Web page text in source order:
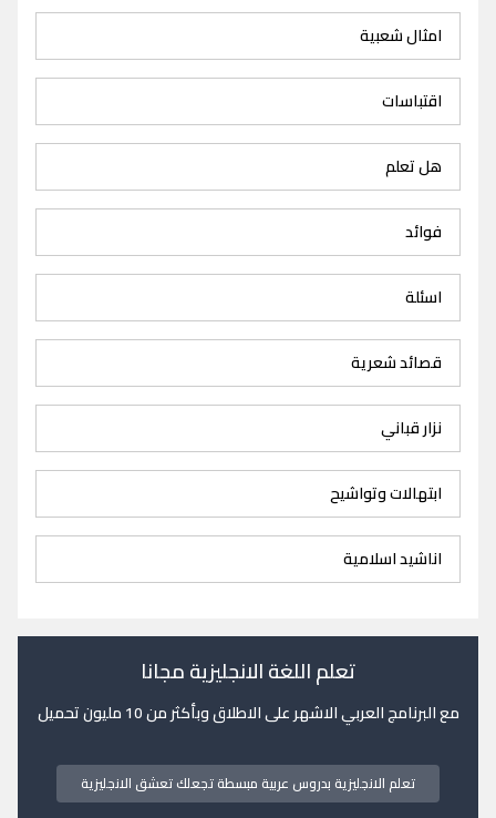
امثال شعبية
اقتباسات
هل تعلم
فوائد
اسئلة
قصائد شعرية
نزار قباني
ابتهالات وتواشيح
اناشيد اسلامية
تعلم اللغة الانجليزية مجانا
مع البرنامج العربي الاشهر على الاطلاق وبأكثر من 10 مليون تحميل
تعلم الانجليزية بدروس عربية مبسطة تجعلك تعشق الانجليزية